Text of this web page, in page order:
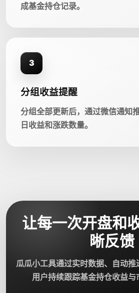
成基金持仓记录。
3
分组收益提醒
分组全部更新后，通过微信通知
日收益和涨跌数量。
让每一次开盘和
晰反馈
瓜瓜小工具通过实时数据、自动
用户持续跟踪基金持仓收益与